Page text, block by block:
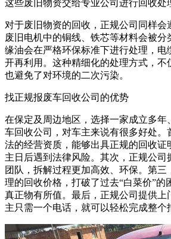
这些废旧物资交给专业公司进行回收处
对于废旧物资的回收，正规公司同样会
废旧电机中的铜线、铁芯等材料会被
缘油会在严格环保标准下进行处理，电
开再利用。这种精细化的处理方式，不
也避免了对环境的二次污染。
找正规报废车回收公司的优势
在保定及周边地区，选择一家成立多年
车回收公司，对车主来说有很多好处。
法的经营资质，能够出具正规的回收证
主日后遇到法律风险。其次，正规公司
团队，拆解过程更加高效、环保。第三
理的回收价格，打破了过去“白菜价”的
真正物有所值。最后，正规公司提供上
主只需一个电话，就可以轻松完成整个